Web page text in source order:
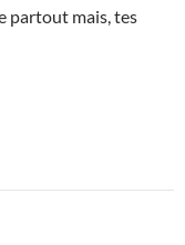
partout mais, tes